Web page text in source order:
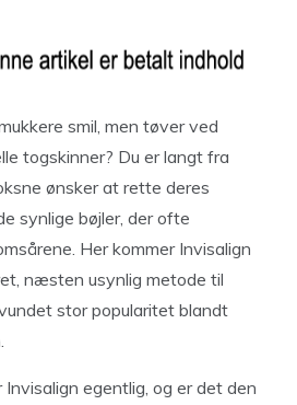
smil, men tøver ved
togskinner? Du er langt fra
ønsker at rette deres
synlige bøjler, der ofte
Her kommer Invisalign
næsten usynlig metode til
stor popularitet blandt
egentlig, og er det den